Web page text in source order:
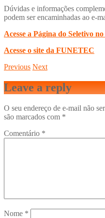
Dúvidas e informações
podem ser encaminhadas ao e-
Acesse a Página do Seletivo
Acesse o site da FUNETEC
Previous Next
Leave a reply
O seu endereço de e-mail não
são marcados com *
Comentário *
Nome *